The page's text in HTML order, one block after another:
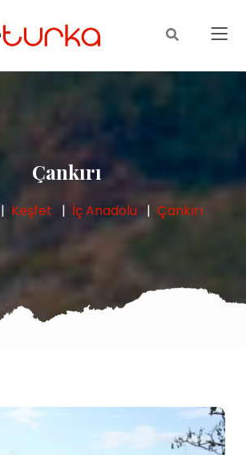
Çankırı
Keşfet İç Anadolu Çankırı